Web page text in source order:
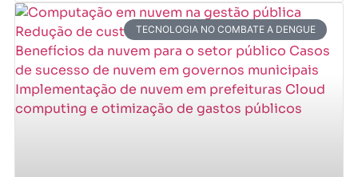
TECNOLOGIA NO COMBATE A DENGUE